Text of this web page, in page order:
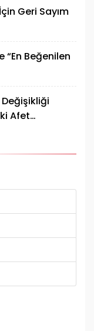
Geri Sayım
“En Beğenilen
Afet